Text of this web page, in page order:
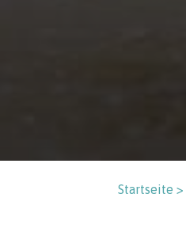
Startseite >